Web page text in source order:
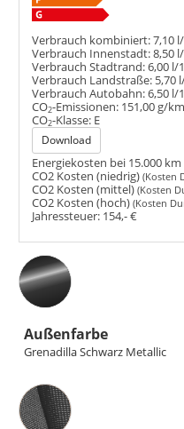
Verbrauch kombiniert:7,10
Verbrauch Innenstadt:8,50
Verbrauch Stadtrand:6,00 l/
Verbrauch Landstraße: 5,70
Verbrauch Autobahn:6,50 l/
CO2-Emissionen: 151,00 g/km
CO2-Klasse: E
Download
Energiekosten bei 15.000 km
CO2 Kosten (niedrig) (Kosten
CO2 Kosten (mittel) (Kosten
CO2 Kosten (hoch) (Kosten
Jahressteuer: 154,- €
Außenfarbe
Grenadilla Schwarz Metallic
Innenausstattung